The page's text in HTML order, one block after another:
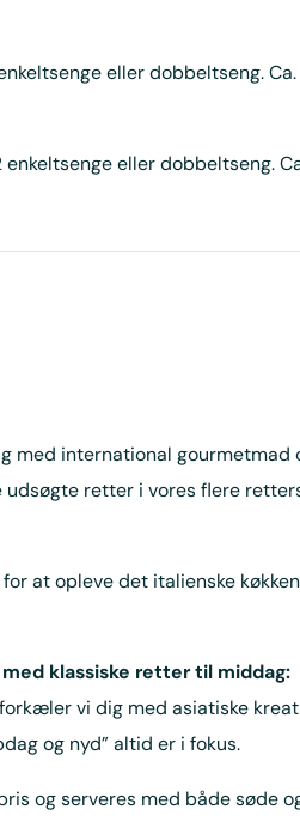
eller dobbeltseng. Ca.
eller dobbeltseng.
med international
retter i vores flere
at opleve det italienske
klassiske retter til middag:
vi dig med asiatiske
og nyd” altid er i fokus.
og serveres med både søde